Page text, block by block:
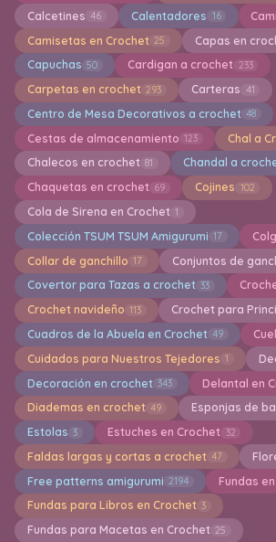
Calcetines 46 Calentadores 16
Camisetas en Crochet 25 Capas en
Capuchas 50 Cardigan a crochet 233
Carpetas en crochet 293 Carteras 41
Centro de Mesa Decorativos a crochet 48
Cestas de almacenamiento 123 Chal a
Chalecos en crochet 81 Chandal a
Chaquetas en crochet 69 Cojines 102
Cola de Sirena en Crochet 1
Colección TSUM TSUM Amigurumi 17
Collar de ganchillo 17 Conjuntos de
Covertor para Tazas a crochet 33
Crochet navideño 113 Crochet para
Cuadros de la Abuela en Crochet 49
Cuidados para Nuestros Tejedores 1
Decoración en crochet 343 Delantal en
Diademas en crochet 49 Esponjas de
Estolas 3 Estuches en Crochet 32
Faldas largas y cortas a crochet 47
Free patterns amigurumi 2194 Fundas
Fundas para Libros en Crochet 3
Fundas para Macetas en Crochet 25